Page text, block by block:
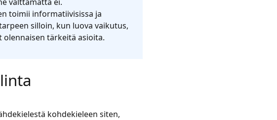
toimii informatiivisissa ja
silloin, kun luova vaikutus,
tärkeitä asioita.
kohdekieleen siten,